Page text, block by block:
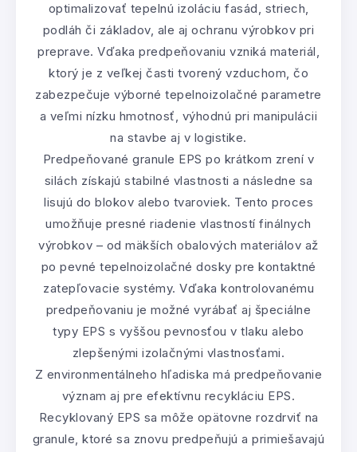
optimalizovať tepelnú izoláciu fasád, striech,
podláh či základov, ale aj ochranu výrobkov pri
preprave. Vďaka predpeňovaniu vzniká materiál,
ktorý je z veľkej časti tvorený vzduchom, čo
zabezpečuje výborné tepelnoizolačné parametre
a veľmi nízku hmotnosť, výhodnú pri manipulácii
na stavbe aj v logistike.
Predpeňované granule EPS po krátkom zrení v
silách získajú stabilné vlastnosti a následne sa
lisujú do blokov alebo tvaroviek. Tento proces
umožňuje presné riadenie vlastností finálnych
výrobkov – od mäkších obalových materiálov až
po pevné tepelnoizolačné dosky pre kontaktné
zatepľovacie systémy. Vďaka kontrolovanému
predpeňovaniu je možné vyrábať aj špeciálne
typy EPS s vyššou pevnosťou v tlaku alebo
zlepšenými izolačnými vlastnosťami.
Z environmentálneho hľadiska má predpeňovanie
význam aj pre efektívnu recykláciu EPS.
Recyklovaný EPS sa môže opätovne rozdrviť na
granule, ktoré sa znovu predpeňujú a primiešavajú